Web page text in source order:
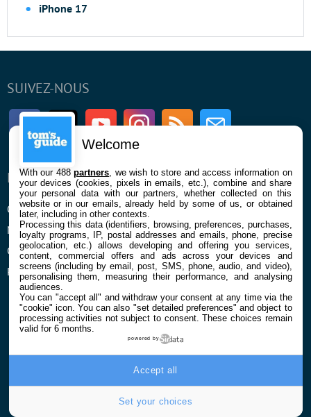
iPhone 17
SUIVEZ-NOUS
FacebookTwitter Youtube InstagramRSS Newsletter
ENTREPRISE
Qui sommes nous
Mentions légales et CGU
Confidentialité et Cookies
Préférences cookies
À PROPOS
La rédaction
Contact
Welcome
With our 488partners , we wish to store and access information on
your devices (cookies, pixels in emails, etc.), combine and share
your personal data with our partners, whether collected on this
website or in our emails, already held by some of us, or obtained
later, including in other contexts.
Processing this data (identifiers, browsing, preferences, purchases,
loyalty programs, IP, postal addresses and emails, phone, precise
geolocation, etc.) allows developing and offering you services,
content, commercial offers and ads across your devices and
screens (including by email, post, SMS, phone, audio, and video),
personalising them, measuring their performance, and analysing
audiences.
You can "accept all" and withdraw your consent at any time via the
"cookie" icon. You can also "set detailed preferences" and object to
processing activities not subject to consent. These choices remain
valid for 6 months.
powered by
Set your choices
Accept all